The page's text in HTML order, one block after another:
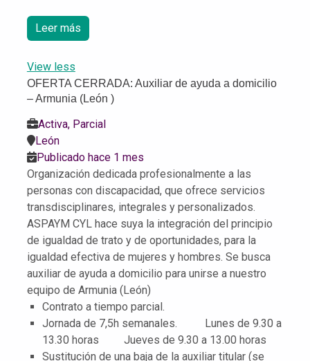
Leer más
View less
OFERTA CERRADA: Auxiliar de ayuda a domicilio
– Armunia (León )
Activa, Parcial
León
Publicado hace 1 mes
Organización dedicada profesionalmente a las
personas con discapacidad, que ofrece servicios
transdisciplinares, integrales y personalizados.
ASPAYM CYL hace suya la integración del principio
de igualdad de trato y de oportunidades, para la
igualdad efectiva de mujeres y hombres. Se busca
auxiliar de ayuda a domicilio para unirse a nuestro
equipo de Armunia (León)
Contrato a tiempo parcial.
Jornada de 7,5h semanales.
Lunes de 9.30 a
13.30 horas
Jueves de 9.30 a 13.00 horas
Sustitución de una baja de la auxiliar titular (se